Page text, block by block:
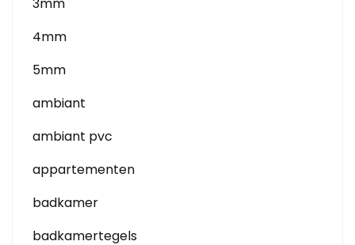
4mm
5mm
ambiant
ambiant pvc
appartementen
badkamer
badkamertegels